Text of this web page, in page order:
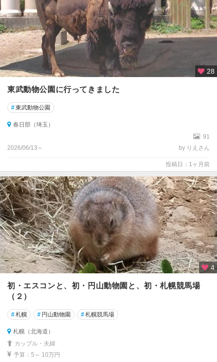
28
東武動物公園に行ってきました
#東武動物公園
春日部（埼玉）
91
2026/06/13～
by りえさん
投稿日：1ヶ月前
4
初・エスコンと、初・円山動物園と、初・札幌競馬場
（２）
#札幌 # 円山動物園 #札幌競馬場
札幌（北海道）
カップル・夫婦
予算：5～ 10万円